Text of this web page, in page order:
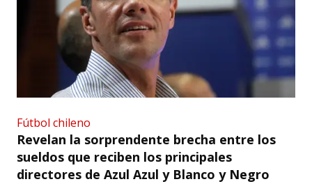
Fútbol chileno
Revelan la sorprendente brecha entre los
sueldos que reciben los principales
directores de Azul Azul y Blanco y Negro